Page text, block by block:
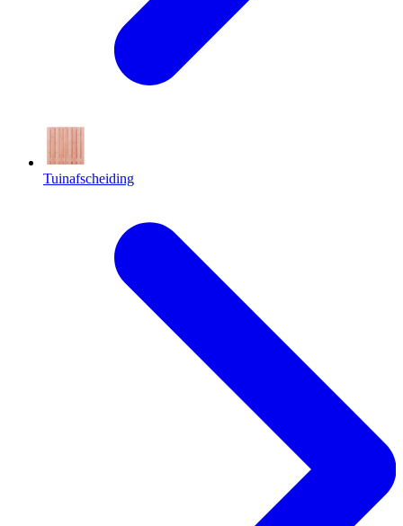
Tuinafscheiding